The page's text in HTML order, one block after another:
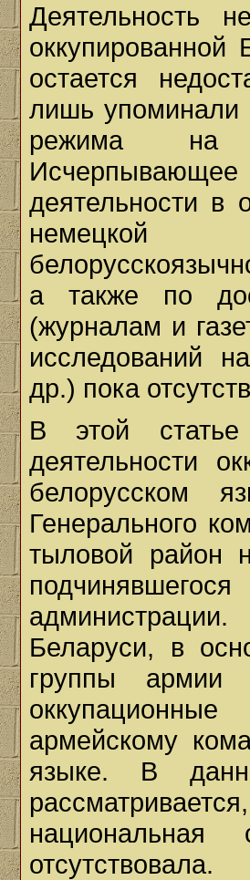
Деятельность
оккупированной
остается
лишь упоминали
режима на
деятельности в
немецкой
а также по
(журналам и
исследований
др.) пока
В этой статье
деятельности
белорусском
Генерального
тыловой район
Беларуси, в
группы армии
армейскому
языке. В
отсутствовала.